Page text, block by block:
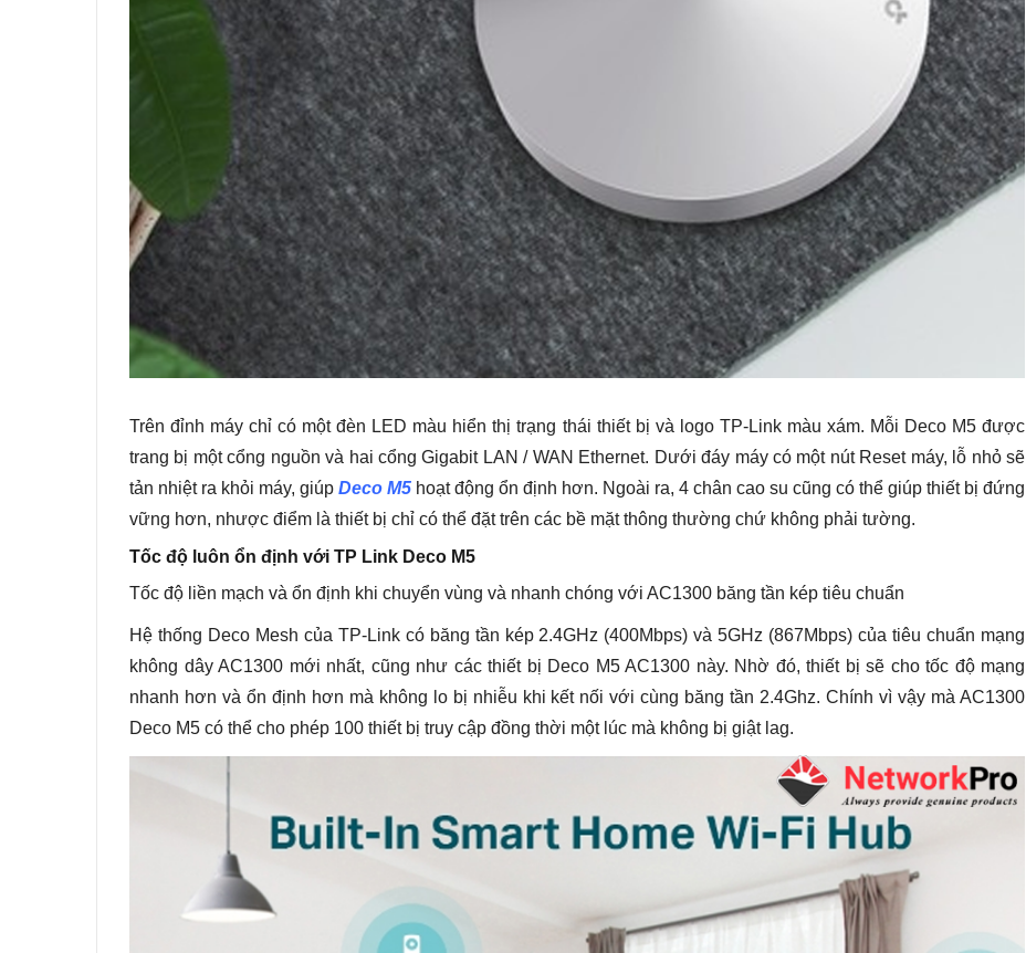
Trên đỉnh máy chỉ có một đèn LED màu hiển thị trạng thái thiết bị và logo TP-Link màu xám. Mỗi Deco M5 được
trang bị một cổng nguồn và hai cổng Gigabit LAN / WAN Ethernet. Dưới đáy máy có một nút Reset máy, lỗ nhỏ sẽ
tản nhiệt ra khỏi máy, giúp Deco M5 hoạt động ổn định hơn. Ngoài ra, 4 chân cao su cũng có thể giúp thiết bị đứng
vững hơn, nhược điểm là thiết bị chỉ có thể đặt trên các bề mặt thông thường chứ không phải tường.
Tốc độ luôn ổn định với TP Link Deco M5
Tốc độ liền mạch và ổn định khi chuyển vùng và nhanh chóng với AC1300 băng tần kép tiêu chuẩn
Hệ thống Deco Mesh của TP-Link có băng tần kép 2.4GHz (400Mbps) và 5GHz (867Mbps) của tiêu chuẩn mạng
không dây AC1300 mới nhất, cũng như các thiết bị Deco M5 AC1300 này. Nhờ đó, thiết bị sẽ cho tốc độ mạng
nhanh hơn và ổn định hơn mà không lo bị nhiễu khi kết nối với cùng băng tần 2.4Ghz. Chính vì vậy mà AC1300
Deco M5 có thể cho phép 100 thiết bị truy cập đồng thời một lúc mà không bị giật lag.